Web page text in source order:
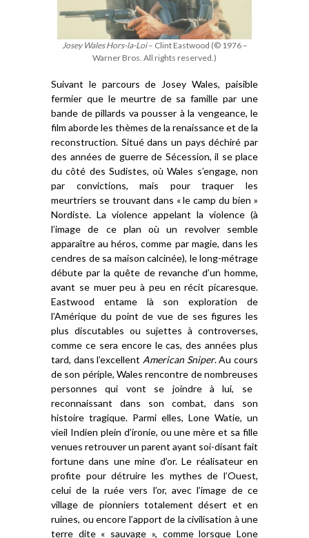
Josey Wales Hors-la-Loi– Clint Eastwood (© 1976 –
Warner Bros. All rights reserved.)
Suivant le parcours de Josey Wales, paisible
fermier que le meurtre de sa famille par une
bande de pillards va pousser à la vengeance, le
film aborde les thèmes de la renaissanceet de la
reconstruction. Situé dans un pays déchiré par
des années de guerre de Sécession, il se place
du côté des Sudistes, où Wales s’engage, non
par convictions,mais pour traquer les
meurtriers se trouvant dans « le camp du bien »
Nordiste. La violence appelant la violence (à
l’image de ce plan où un revolversemble
apparaîtreau héros,comme par magie, dans les
cendres de sa maison calcinée), le long-métrage
débute par la quête de revanche d’un homme,
avant se muer peu à peu en récit picaresque.
Eastwood entame là son exploration de
l’Amérique du point de vue de ses figures les
plus discutables ou sujettes à controverses,
comme cesera encore le cas, des années plus
tard, dans l’excellent American Sniper. Au cours
de son périple, Wales rencontre de nombreuses
personnes qui vont se joindre à lui, se
reconnaissant dans son combat, dans son
histoire tragique. Parmi elles, Lone Watie, un
vieil Indien plein d’ironie, ouune mère et sa fille
venues retrouver un parent ayant soi-disant fait
fortune dans une mine d’or.Le réalisateur en
profite pour détruire les mythes de l’Ouest,
celuide la ruée vers l’or, avec l’image de ce
village de pionniers totalement désert et en
ruines, ou encore l’apport de la civilisation à une
terre dite « sauvage », comme lorsque Lone